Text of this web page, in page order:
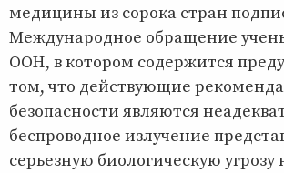
медицины из сорока стран
Международное обращение
ООН, в котором содержится
том, что действующие
безопасности являются
беспроводное излучение
серьезную биологическую угрозу